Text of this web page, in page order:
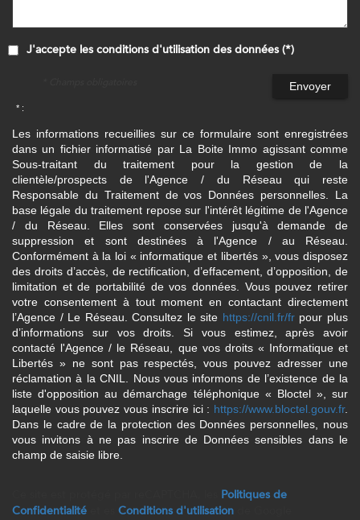
J'accepte les conditions d'utilisation des données (*)
Envoyer
* :
Les informations recueillies sur ce formulaire sont enregistrées
dans un fichier informatisé par La Boite Immo agissant comme
Sous-traitant du traitement pour la gestion de la
clientèle/prospects de l'Agence / du Réseau qui reste
Responsable du Traitement de vos Données personnelles. La
base légale du traitement repose sur l'intérêt légitime de l'Agence
/ du Réseau. Elles sont conservées jusqu'à demande de
suppression et sont destinées à l'Agence / au Réseau.
Conformément à la loi « informatique et libertés », vous disposez
des droits d’accès, de rectification, d’effacement, d’opposition, de
limitation et de portabilité de vos données. Vous pouvez retirer
votre consentement à tout moment en contactant directement
l’Agence / Le Réseau. Consultez le site https://cnil.fr/frpour plus
d’informations sur vos droits. Si vous estimez, après avoir
contacté l'Agence / le Réseau, que vos droits « Informatique et
Libertés » ne sont pas respectés, vous pouvez adresser une
réclamation à la CNIL. Nous vous informons de l’existence de la
liste d'opposition au démarchage téléphonique « Bloctel », sur
laquelle vous pouvez vous inscrire ici : https://www.bloctel.gouv.fr.
Dans le cadre de la protection des Données personnelles, nous
vous invitons à ne pas inscrire de Données sensibles dans le
champ de saisie libre.
Politiques de
Confidentialité
Conditions d'utilisation